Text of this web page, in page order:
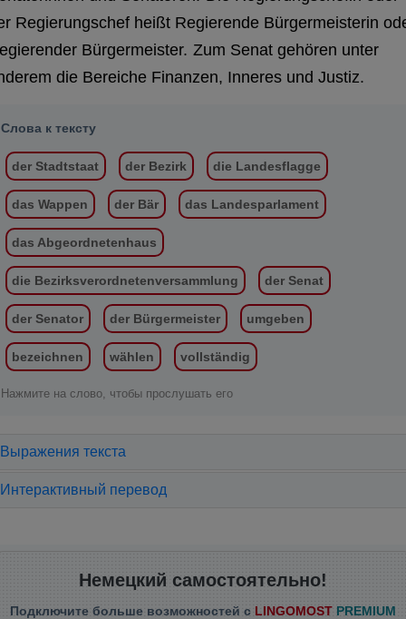
Regierungschef heißt Regierende Bürgermeisterin
Bürgermeister. Zum Senat gehören unter
die Bereiche Finanzen, Inneres und Justiz.
Слова к тексту
der Stadtstaat der Bezirk die Landesflagge
das Wappen der Bär das Landesparlament
das Abgeordnetenhaus
die Bezirksverordnetenversammlung der Senat
der Senator der Bürgermeister umgeben
bezeichnen wählen vollständig
Нажмите на слово, чтобы прослушать его
Выражения текста
Интерактивный перевод
Немецкий самостоятельно!
Подключите больше возможностей с LINGOMOST PREMIUM